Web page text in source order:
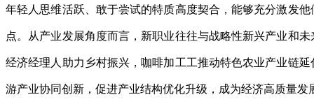
年轻人思维活跃、敢于尝试的特质高度契合，能够充分激发
点。从产业发展角度而言，新职业往往与战略性新兴产业和
经济经理人助力乡村振兴，咖啡加工工推动特色农业产业链
游产业协同创新，促进产业结构优化升级，成为经济高质量发